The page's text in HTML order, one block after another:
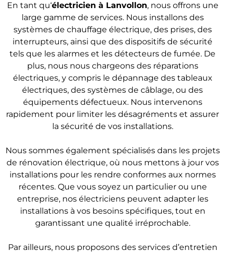
En tant qu‘électricien à Lanvollon, nous offrons une
large gamme de services. Nous installons des
systèmes de chauffage électrique, des prises, des
interrupteurs, ainsi que des dispositifs de sécurité
tels que les alarmes et les détecteurs de fumée. De
plus, nous nous chargeons des réparations
électriques, y compris le dépannage des tableaux
électriques, des systèmes de câblage, ou des
équipements défectueux. Nous intervenons
rapidement pour limiter les désagréments et assurer
la sécurité de vos installations.
Nous sommes également spécialisés dans les projets
de rénovation électrique, où nous mettons à jour vos
installations pour les rendre conformes aux normes
récentes. Que vous soyez un particulier ou une
entreprise, nos électriciens peuvent adapter les
installations à vos besoins spécifiques, tout en
garantissant une qualité irréprochable.
Par ailleurs, nous proposons des services d’entretien